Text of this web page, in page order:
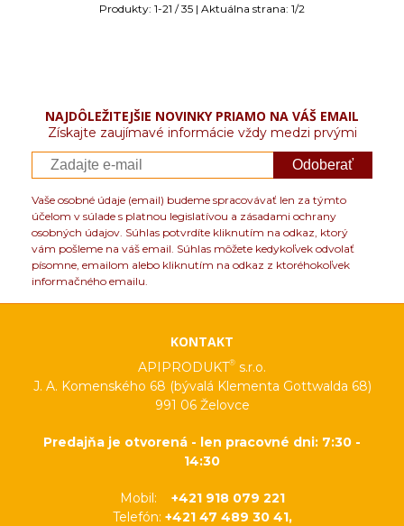
Produkty: 1-21 /35 | Aktuálna strana: 1/2
NAJDÔLEŽITEJŠIE NOVINKY PRIAMO NA VÁŠ EMAIL
Získajte zaujímavé informácie vždy medzi prvými
Odoberať
Vaše osobné údaje (email) budeme spracovávať len za týmto
účelom v súlade s platnou legislatívou a zásadami ochrany
osobných údajov. Súhlas potvrdíte kliknutím na odkaz, ktorý
vám pošleme na váš email. Súhlas môžete kedykoľvek odvolať
písomne, emailom alebo kliknutím na odkaz z ktoréhokoľvek
informačného emailu.
KONTAKT
APIPRODUKT® s.r.o.
J. A. Komenského 68 (bývalá Klementa Gottwalda 68)
991 06 Želovce
Predajňa je otvorená - len pracovné dni: 7:30 -
14:30
Mobil: +421 918 079 221
Telefón: +421 47 489 30 41,